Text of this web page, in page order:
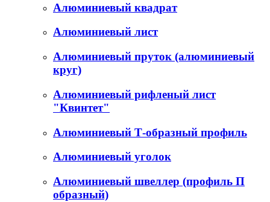
Алюминиевый квадрат
Алюминиевый лист
Алюминиевый пруток (алюминиевый
круг)
Алюминиевый рифленый лист
"Квинтет"
Алюминиевый Т-образный профиль
Алюминиевый уголок
Алюминиевый швеллер (профиль П
образный)